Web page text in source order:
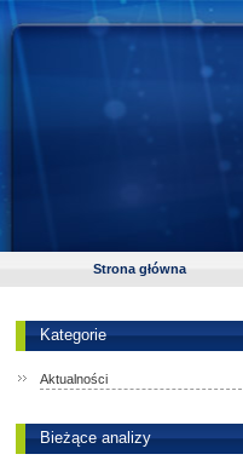
Strona główna
Kategorie
Aktualności
Bieżące analizy